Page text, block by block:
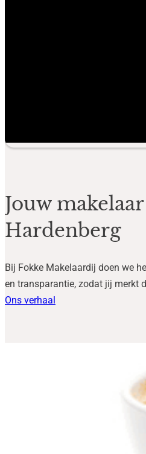
Jouw
Hardenberg
Bij Fokke Makelaardij doen we
en transparantie, zodat jij merkt
Ons verhaal